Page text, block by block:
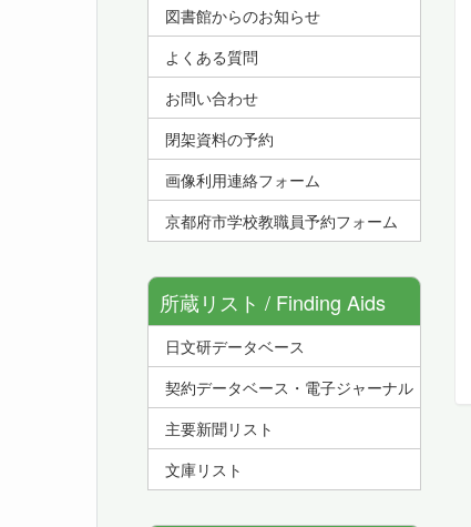
図書館からのお知らせ
よくある質問
お問い合わせ
閉架資料の予約
画像利用連絡フォーム
京都府市学校教職員予約フォーム
所蔵リスト / Finding Aids
日文研データベース
契約データベース・電子ジャーナル
主要新聞リスト
文庫リスト